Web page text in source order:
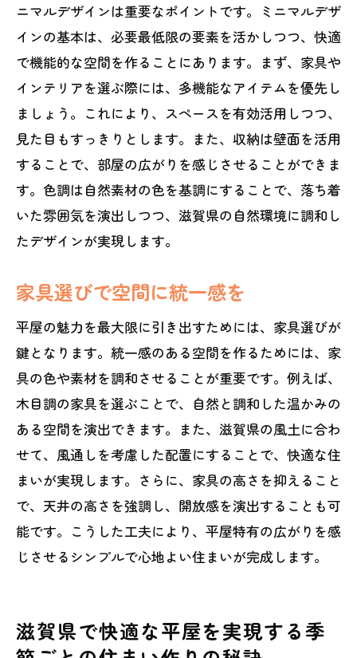
ニマルデザインは重要なポイントです。ミニマルデザ
インの基本は、必要最低限の要素を活かしつつ、快適
で機能的な空間を作ることにあります。まず、家具や
インテリアを選ぶ際には、多機能なアイテムを優先し
ましょう。これにより、スペースを有効活用しつつ、
見た目もすっきりとします。また、収納は壁面を活用
することで、部屋の広がりを感じさせることができま
す。色調は自然素材の色を基調にすることで、落ち着
いた雰囲気を演出しつつ、滋賀県の自然環境に調和し
たデザインが実現します。
家具選びで空間に統一感を
平屋の魅力を最大限に引き出すためには、家具選びが
鍵となります。統一感のある空間を作るためには、家
具の色や素材を調和させることが重要です。例えば、
木目調の家具を選ぶことで、自然と調和した温かみの
ある空間を演出できます。また、滋賀県の風土に合わ
せて、風通しを考慮した配置にすることで、快適な住
まいが実現します。さらに、家具の高さを抑えること
で、天井の高さを強調し、開放感を演出することも可
能です。こうした工夫により、平屋特有の広がりを感
じさせるシンプルで心地よい住まいが完成します。
滋賀県で快適な平屋を実現する季